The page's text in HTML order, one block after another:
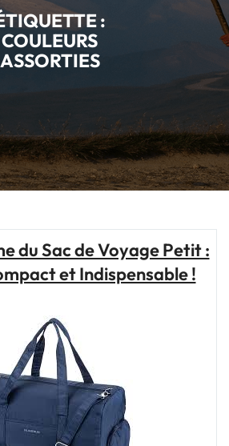
:
COULEURS
ASSORTIES
du Sac de Voyage Petit :
et Indispensable !